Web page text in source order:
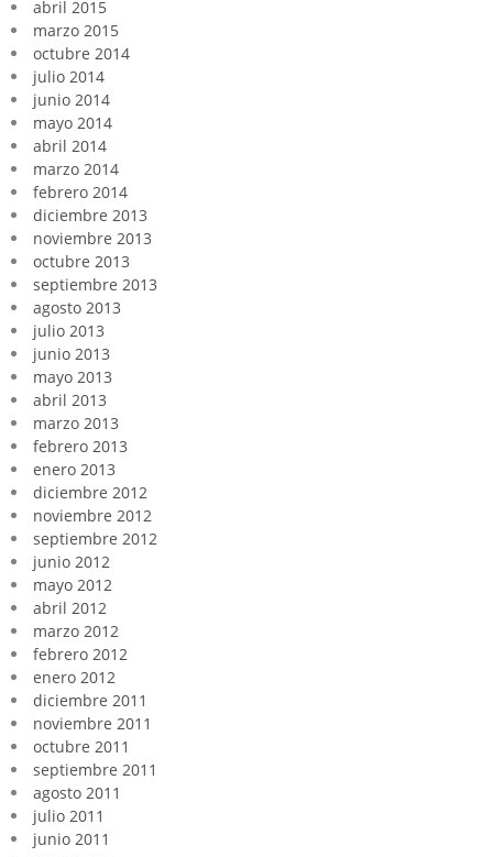
abril 2015
marzo 2015
octubre 2014
julio 2014
junio 2014
mayo 2014
abril 2014
marzo 2014
febrero 2014
diciembre 2013
noviembre 2013
octubre 2013
septiembre 2013
agosto 2013
julio 2013
junio 2013
mayo 2013
abril 2013
marzo 2013
febrero 2013
enero 2013
diciembre 2012
noviembre 2012
septiembre 2012
junio 2012
mayo 2012
abril 2012
marzo 2012
febrero 2012
enero 2012
diciembre 2011
noviembre 2011
octubre 2011
septiembre 2011
agosto 2011
julio 2011
junio 2011